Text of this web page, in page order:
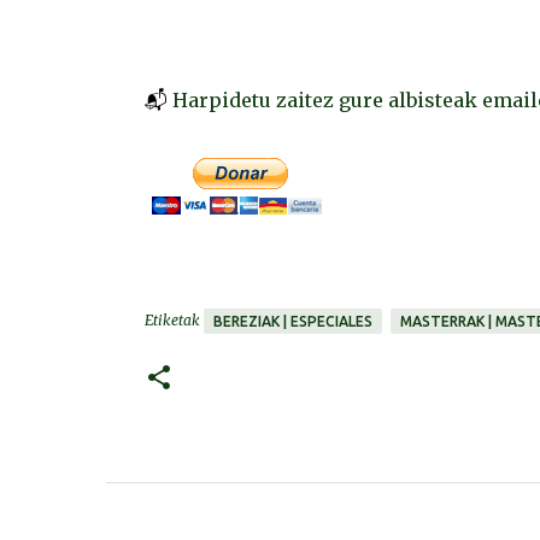
📬 Harpidetu zaitez gure albisteak
Etiketak BEREZIAK | ESPECIALES MASTERRAK |